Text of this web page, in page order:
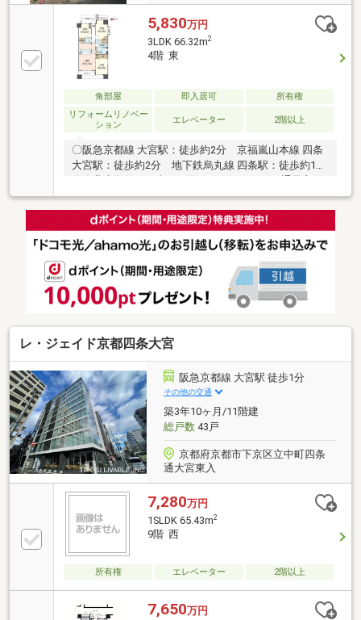
5,830万円
3LDK 66.32m2
4階 東
角部屋 即入居可
所有権
リフォームリノベー
ション
エレベーター 2階以上
〇阪急京都線 大宮駅：徒歩約2分 京福嵐山本線 四条
大宮駅：徒歩約2分 地下鉄烏丸線 四条駅：徒歩約14
〇洋室約6.3帖にウォークインクローゼット〇トランク
ルーム有〇2026年3月中旬 リフォーム完了予定 ・キ
ッチン、浴室、トイレ、洗面台 交換 ・クロス、フ
ローリング、クッションフロア、網戸 張替 ・建
阪急阪神不動産 京都御池営業所■□……私たちは、出
会いを大切にし、お客様の立場に立って最善を尽くし
ます。すべてはお客様のために。まずはお気軽にお問
レ・ジェイド京都四条大宮
阪急京都線 大宮駅 徒歩1分
その他の交通
築3年10ヶ月/11階建
総戸数43戸
京都府京都市下京区立中町四条
通大宮東入
7,280万円
1SLDK 65.43m2
9階 西
所有権 エレベーター 2階以上
7,650万円